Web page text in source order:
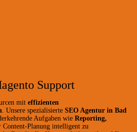
Support
mit effizienten
. Unsere spezialisierte SEO Agentur in Bad
Aufgaben wie Reporting,
Content-Planung intelligent zu